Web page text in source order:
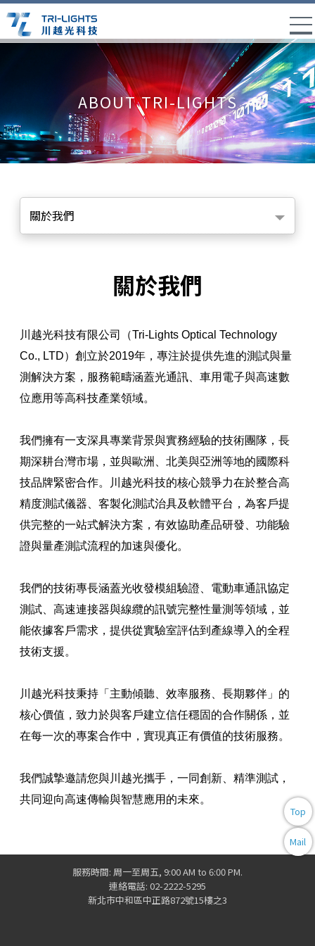
ABOUT TRI-LIGHTS
關於我們
關於我們
川越光科技有限公司（Tri-Lights Optical Technology
Co., LTD）創立於2019年，專注於提供先進的測試與量
測解決方案，服務範疇涵蓋光通訊、車用電子與高速數
位應用等高科技產業領域。
我們擁有一支深具專業背景與實務經驗的技術團隊，長
期深耕台灣市場，並與歐洲、北美與亞洲等地的國際科
技品牌緊密合作。川越光科技的核心競爭力在於整合高
精度測試儀器、客製化測試治具及軟體平台，為客戶提
供完整的一站式解決方案，有效協助產品研發、功能驗
證與量產測試流程的加速與優化。
我們的技術專長涵蓋光收發模組驗證、電動車通訊協定
測試、高速連接器與線纜的訊號完整性量測等領域，並
能依據客戶需求，提供從實驗室評估到產線導入的全程
技術支援。
川越光科技秉持「主動傾聽、效率服務、長期夥伴」的
核心價值，致力於與客戶建立信任穩固的合作關係，並
在每一次的專案合作中，實現真正有價值的技術服務。
我們誠摯邀請您與川越光攜手，一同創新、精準測試，
共同迎向高速傳輸與智慧應用的未來。
服務時間: 周一至周五, 9:00 AM to 6:00 PM.
連絡電話: 02-2222-5295
新北市中和區中正路872號15樓之3
Top
Mail